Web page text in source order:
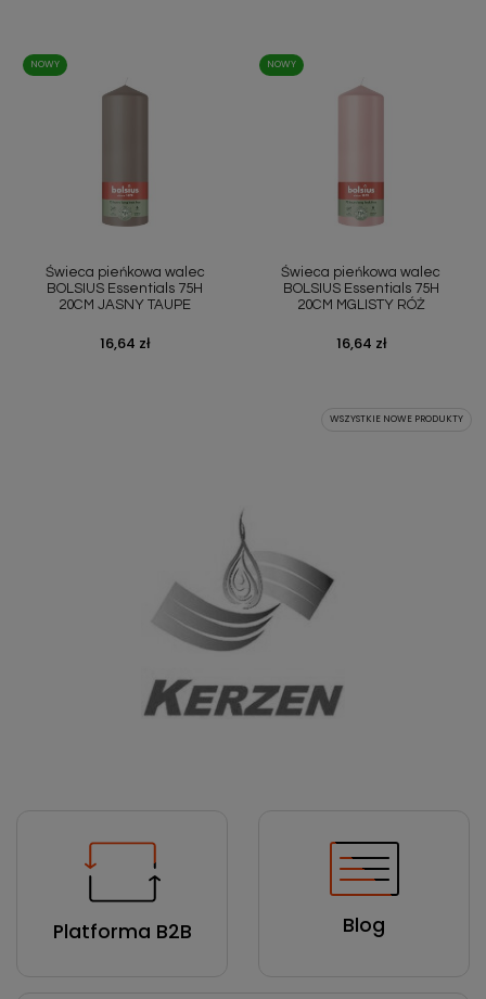
Świeca pieńkowa walec
BOLSIUS Essentials 75H
20CM JASNY TAUPE
Cena
16,64 zł
NOWY
Świeca pieńkowa walec
BOLSIUS Essentials 75H
20CM MGLISTY RÓŻ
Cena
16,64 zł
NOWY
WSZYSTKIE NOWE PRODUKTY
Platforma B2B Blog